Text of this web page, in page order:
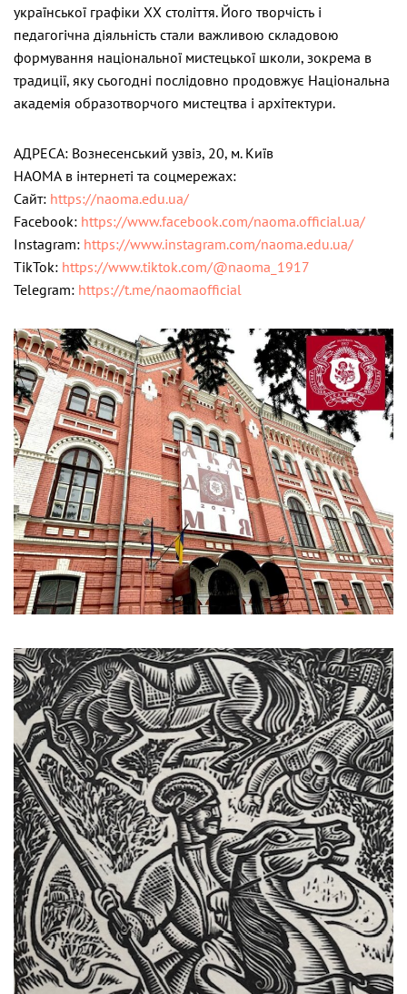
української графіки ХХ століття. Його творчість і
педагогічна діяльність стали важливою складовою
формування національної мистецької школи, зокрема в
традиції, яку сьогодні послідовно продовжує Національна
академія образотворчого мистецтва і архітектури.
АДРЕСА: Вознесенський узвіз, 20, м. Київ
НАОМА в інтернеті та соцмережах:
Сайт: https://naoma.edu.ua/
Facebook: https://www.facebook.com/naoma.official.ua/
Instagram: https://www.instagram.com/naoma.edu.ua/
TikTok: https://www.tiktok.com/@naoma_1917
Telegram: https://t.me/naomaofficial